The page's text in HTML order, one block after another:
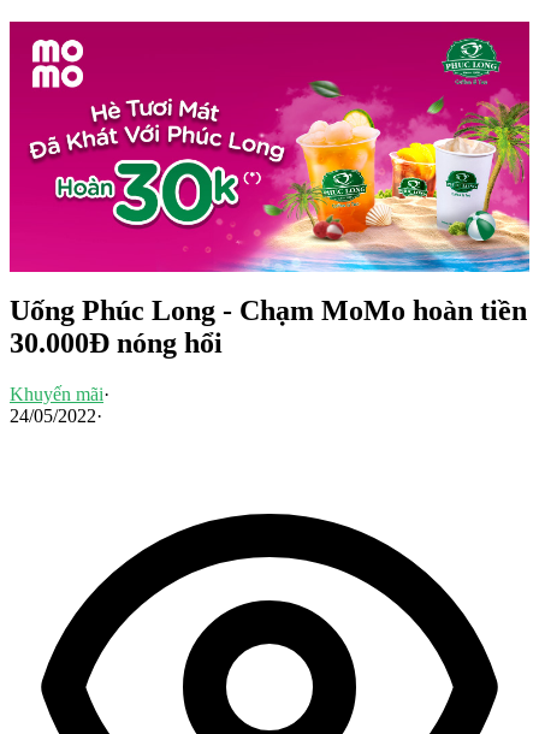
Uống Phúc Long - Chạm MoMo hoàn tiền
30.000Đ nóng hổi
Khuyến mãi·
24/05/2022·